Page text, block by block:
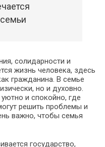
солидарности и
жизнь человека, здесь
гражданина. В семье
но и духовно.
и спокойно, где
решить проблемы и
важно, чтобы семья
государство,